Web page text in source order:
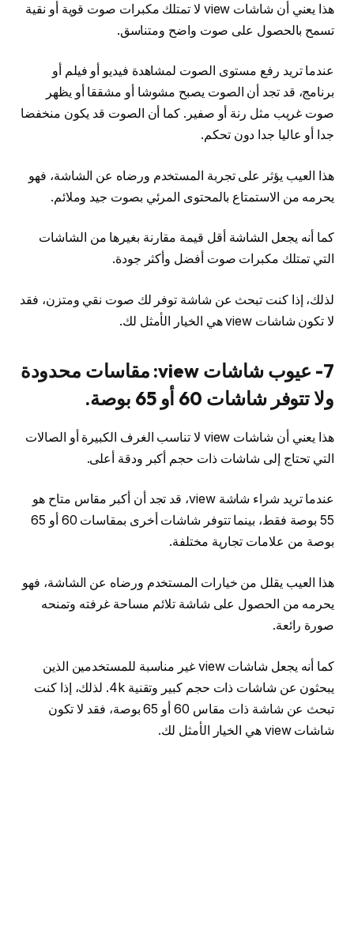
هذا يعني أن شاشات view لا تمتلك مكبرات صوت قوية أو نقية
تسمح بالحصول على صوت واضح ومتناسق.
عندما تريد رفع مستوى الصوت لمشاهدة فيديو أو فيلم أو
برنامج، قد تجد أن الصوت يصبح مشوشا أو مشققا أو يظهر
صوت غريب مثل رنة أو صفير. كما أن الصوت قد يكون منخفضا
جدا أو عاليا جدا دون تحكم.
هذا العيب يؤثر على تجربة المستخدم ورضاه عن الشاشة، فهو
يحرمه من الاستمتاع بالمحتوى المرئي بصوت جيد وملائم.
كما أنه يجعل الشاشة أقل قيمة مقارنة بغيرها من الشاشات
التي تمتلك مكبرات صوت أفضل وأكثر جودة.
لذلك، إذا كنت تبحث عن شاشة توفر لك صوت نقي ومتزن، فقد
لا تكون شاشات view هي الخيار الأمثل لك.
7- عيوب شاشات view: مقاسات محدودة
ولا تتوفر شاشات 60 أو 65 بوصة.
هذا يعني أن شاشات view لا تناسب الغرف الكبيرة أو الصالات
التي تحتاج إلى شاشات ذات حجم أكبر ودقة أعلى.
عندما تريد شراء شاشة view، قد تجد أن أكبر مقاس متاح هو
55 بوصة فقط، بينما تتوفر شاشات أخرى بمقاسات 60 أو 65
بوصة من علامات تجارية مختلفة.
هذا العيب يقلل من خيارات المستخدم ورضاه عن الشاشة، فهو
يحرمه من الحصول على شاشة تلائم مساحة غرفته وتمنحه
صورة رائعة.
كما أنه يجعل شاشات view غير مناسبة للمستخدمين الذين
يبحثون عن شاشات ذات حجم كبير وتقنية 4k. لذلك، إذا كنت
تبحث عن شاشة ذات مقاس 60 أو 65 بوصة، فقد لا تكون
شاشات view هي الخيار الأمثل لك.